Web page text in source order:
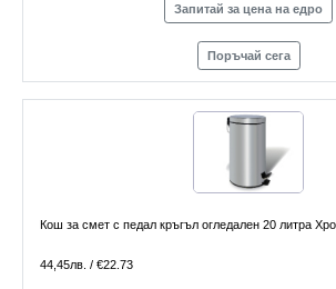
Запитай за цена на едро
Поръчай сега
Кош за смет с педал кръгъл огледален 20 литра
44,45лв. / €22.73